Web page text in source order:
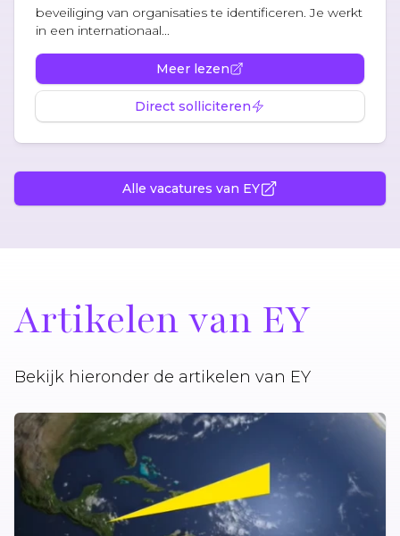
beveiliging van organisaties te identificeren. Je werkt
in een internationaal...
Meer lezen
Direct solliciteren
Alle vacatures van EY
Artikelen van EY
Bekijk hieronder de artikelen van EY